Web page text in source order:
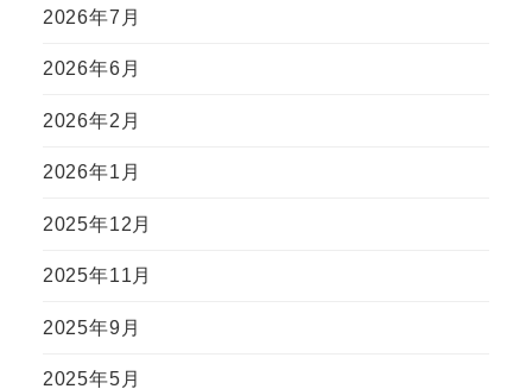
2026年7月
2026年6月
2026年2月
2026年1月
2025年12月
2025年11月
2025年9月
2025年5月